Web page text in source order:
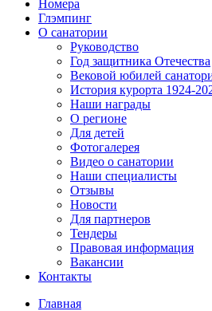
Номера
Глэмпинг
О санатории
Руководство
Год защитника Отечества
Вековой юбилей
История курорта 1924-
Наши награды
О регионе
Для детей
Фотогалерея
Видео о санатории
Наши специалисты
Отзывы
Новости
Для партнеров
Тендеры
Правовая информация
Вакансии
Контакты
Главная